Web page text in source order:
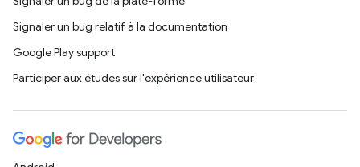
Signaler un bug relatif à la documentation
Google Play support
Participer aux études sur l'expérience utilisateur